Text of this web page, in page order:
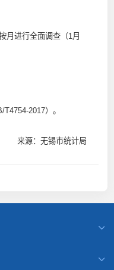
进行全面调查（1月
2017）。
来源：无锡市统计局